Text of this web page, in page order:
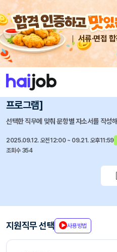
서류·면접
채용공고 자소서 자유항목 자소서 내 작
신성통상 즐겨찾기
T.I.P 4기 인턴(채용전환형)
프로그램]
선택한 직무에 맞춰 문항별 자소서를 작성
2025.09.12. 오전12:00 ~ 09.21. 오후11:59
조회수 354
지원직무 선택 사용방법